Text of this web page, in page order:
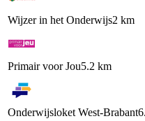
Wijzer in het Onderwijs2 km
Primair voor Jou5.2 km
Onderwijsloket West-Brabant